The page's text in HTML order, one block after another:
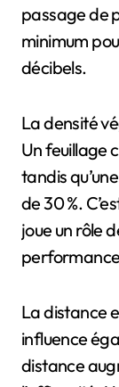
passage de
minimum
décibels.
La densité
Un feuillage
tandis
de 30 %.
joue un rôle
La distance
influence
distance